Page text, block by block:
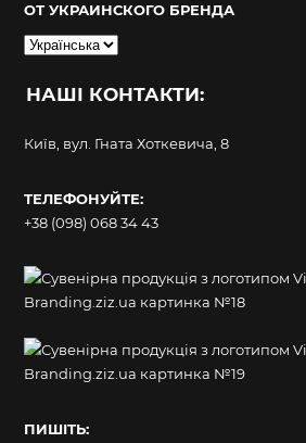
ОТ УКРАИНСКОГО БРЕНДА
Вибрати
НАШІ КОНТАКТИ:
Київ, вул. Гната Хоткевича, 8
ТЕЛЕФОНУЙТЕ:
+38 (098) 068 34 43
ПИШІТЬ: